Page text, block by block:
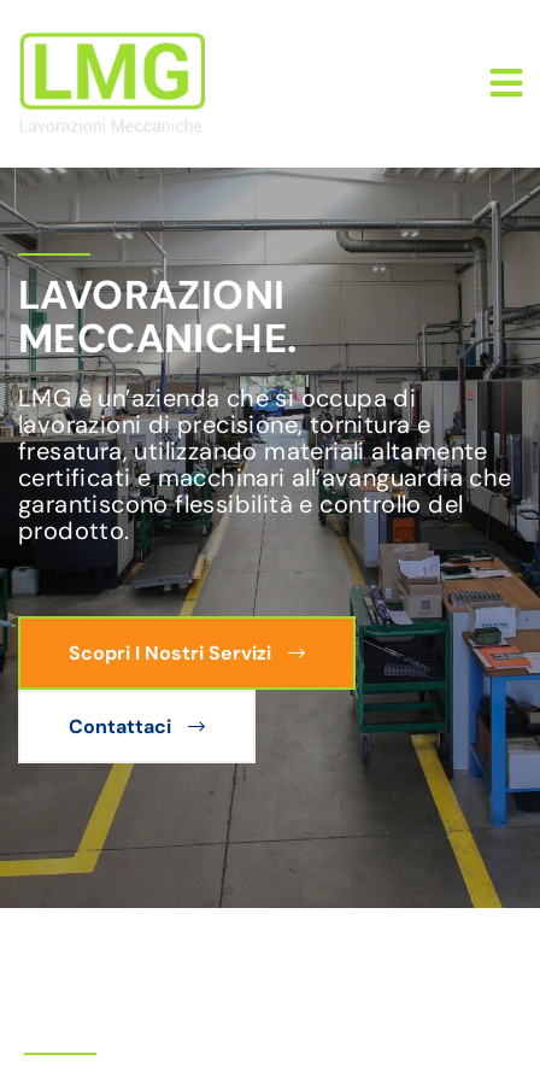
LAVORAZIONI
MECCANICHE.
LMG è un’azienda che si occupa di
lavorazioni di precisione, tornitura e
fresatura, utilizzando materiali altamente
certificati e macchinari all’avanguardia che
garantiscono flessibilità e controllo del
prodotto.
Scopri I Nostri Servizi
Contattaci